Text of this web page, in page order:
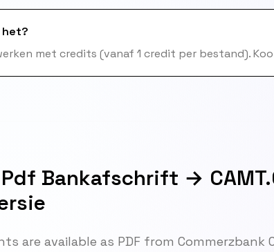
het?
met credits (vanaf 1 credit per bestand).
Bankafschrift →
are available as PDF from Commerzbank